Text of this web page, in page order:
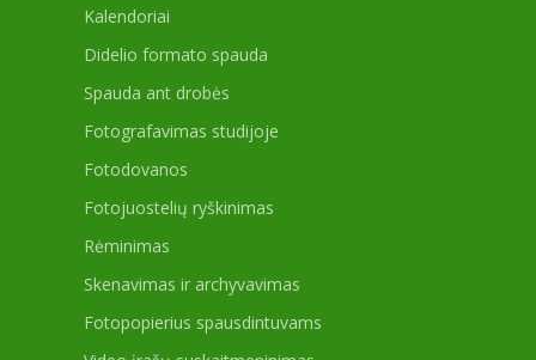
Kalendoriai
Didelio formato spauda
Spauda ant drobės
Fotografavimas studijoje
Fotodovanos
Fotojuostelių ryškinimas
Rėminimas
Skenavimas ir archyvavimas
Fotopopierius spausdintuvams